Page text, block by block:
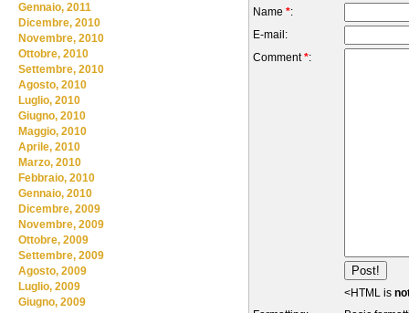
Name *:
E-mail:
Comment*:
<HTML is
Gennaio, 2011
Dicembre, 2010
Novembre, 2010
Ottobre, 2010
Settembre, 2010
Agosto, 2010
Luglio, 2010
Giugno, 2010
Maggio, 2010
Aprile, 2010
Marzo, 2010
Febbraio, 2010
Gennaio, 2010
Dicembre, 2009
Novembre, 2009
Ottobre, 2009
Settembre, 2009
Agosto, 2009
Luglio, 2009
Giugno, 2009